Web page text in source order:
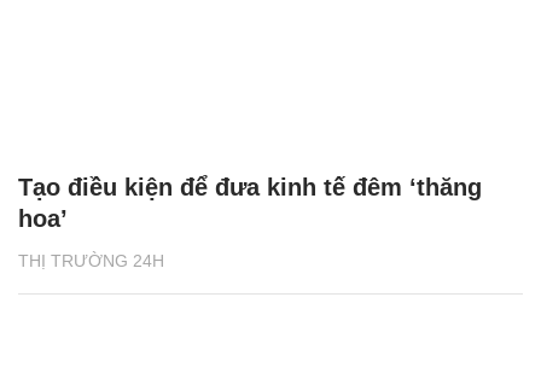
THỊ TRƯỜNG 24H
Tạo điều kiện để đưa kinh tế đêm ‘thăng
hoa’